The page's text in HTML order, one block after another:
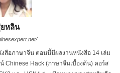
หลิน
สือภาษาจีน ตอนนี้มีผลงานหนังสือ 14 เล่ม
Chinese Hack (ภาษาจีนเบื้องต้น) คอร์ส